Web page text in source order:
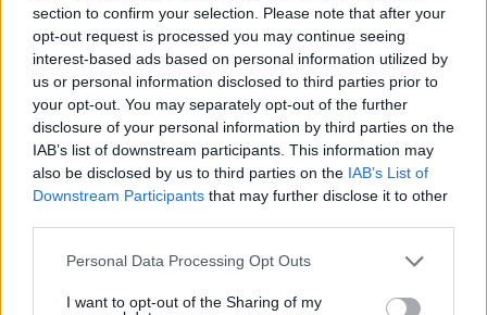
section to confirm your selection. Please note that after your
opt-out request is processed you may continue seeing
interest-based ads based on personal information utilized by
us or personal information disclosed to third parties prior to
your opt-out. You may separately opt-out of the further
disclosure of your personal information by third parties on the
IAB’s list of downstream participants. This information may
also be disclosed by us to third parties on the IAB’s List of
Downstream Participants that may further disclose it to other
Please note that this website/app uses one or more Google
not limited to your visit or usage behaviour. You may click to
Personal Data Processing Opt Outs
I want to opt-out of the Sharing of my
Ειδήσεις σήμερα:
Απίστευτο ατύχημα σε λούνα παρκ στην
Αγγλία: Παιχνίδι σταμάτησε στον αέρα -
Κόσμος κρέμονταν ανάποδα για 20 λεπτά
Αδιανόητο περιστατικό στην Αυστρία: Άντρας